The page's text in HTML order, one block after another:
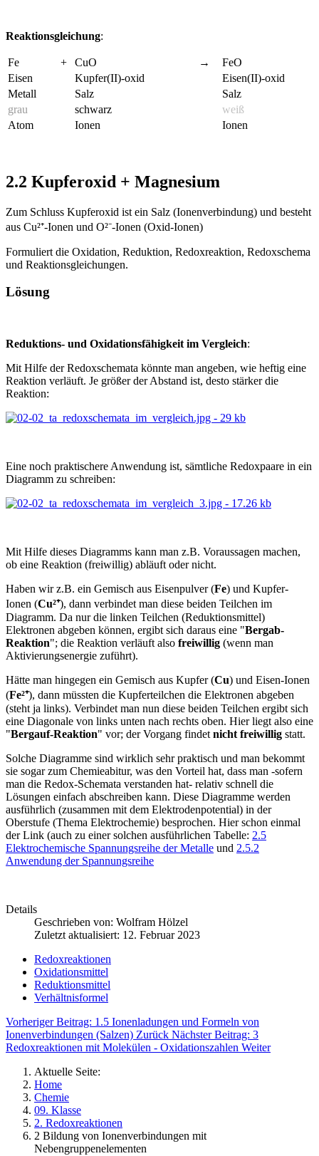
Reaktionsgleichung:
Fe + CuO →
FeO
Eisen
Kupfer(II)-oxid
Eisen(II)-oxid
Metall
Salz
Salz
grau
schwarz
weiß
Atom
Ionen Ionen
2.2 Kupferoxid + Magnesium
Zum Schluss Kupferoxid ist ein Salz (Ionenverbindung) und besteht
aus Cu²⁺-Ionen und O²⁻-Ionen (Oxid-Ionen)
Formuliert die Oxidation, Reduktion, Redoxreaktion, Redoxschema
und Reaktionsgleichungen.
Lösung
Reduktions- und Oxidationsfähigkeit im Vergleich:
Mit Hilfe der Redoxschemata könnte man angeben, wie heftig eine
Reaktion verläuft. Je größer der Abstand ist, desto stärker die
Reaktion:
Eine noch praktischere Anwendung ist, sämtliche Redoxpaare in ein
Diagramm zu schreiben:
Mit Hilfe dieses Diagramms kann man z.B. Voraussagen machen,
ob eine Reaktion (freiwillig) abläuft oder nicht.
Haben wir z.B. ein Gemisch aus Eisenpulver (Fe) und Kupfer-
Ionen (Cu²⁺), dann verbindet man diese beiden Teilchen im
Diagramm. Da nur die linken Teilchen (Reduktionsmittel)
Elektronen abgeben können, ergibt sich daraus eine "Bergab-
Reaktion"; die Reaktion verläuft also freiwillig (wenn man
Aktivierungsenergie zuführt).
Hätte man hingegen ein Gemisch aus Kupfer (Cu) und Eisen-Ionen
(Fe²⁺), dann müssten die Kupferteilchen die Elektronen abgeben
(steht ja links). Verbindet man nun diese beiden Teilchen ergibt sich
eine Diagonale von links unten nach rechts oben. Hier liegt also eine
"Bergauf-Reaktion" vor; der Vorgang findet nicht freiwillig statt.
Solche Diagramme sind wirklich sehr praktisch und man bekommt
sie sogar zum Chemieabitur, was den Vorteil hat, dass man -sofern
man die Redox-Schemata verstanden hat- relativ schnell die
Lösungen einfach abschreiben kann. Diese Diagramme werden
ausführlich (zusammen mit dem Elektrodenpotential) in der
Oberstufe (Thema Elektrochemie) besprochen. Hier schon einmal
der Link (auch zu einer solchen ausführlichen Tabelle: 2.5
Elektrochemische Spannungsreihe der Metalle und 2.5.2
Anwendung der Spannungsreihe
Details
Geschrieben von: Wolfram Hölzel
Zuletzt aktualisiert: 12. Februar 2023
Redoxreaktionen
Oxidationsmittel
Reduktionsmittel
Verhältnisformel
Vorheriger Beitrag: 1.5 Ionenladungen und Formeln von
Ionenverbindungen (Salzen) Zurück Nächster Beitrag: 3
Redoxreaktionen mit Molekülen - Oxidationszahlen Weiter
Aktuelle Seite:
Home
Chemie
09. Klasse
2. Redoxreaktionen
2 Bildung von Ionenverbindungen mit
Nebengruppenelementen